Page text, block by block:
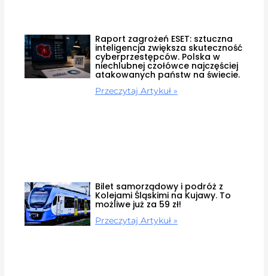
Raport zagrożeń ESET: sztuczna
inteligencja zwiększa skuteczność
cyberprzestępców. Polska w
niechlubnej czołówce najczęściej
atakowanych państw na świecie.
Przeczytaj Artykuł »
Bilet samorządowy i podróż z
Kolejami Śląskimi na Kujawy. To
możliwe już za 59 zł!
Przeczytaj Artykuł »